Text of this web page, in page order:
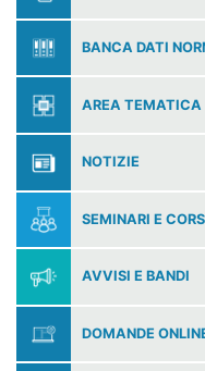
BANCA DATI
AREA TEMATICA
NOTIZIE
SEMINARI E
AVVISI E BANDI
DOMANDE